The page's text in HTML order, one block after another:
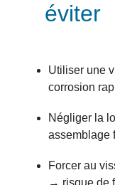
éviter
Utiliser une
corrosion
Négliger la
assemblage
Forcer au